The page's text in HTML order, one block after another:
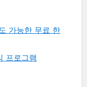
가능한 무료 한
프로그램